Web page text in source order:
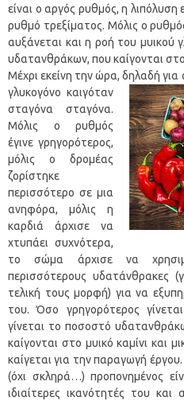
είναι ο αργός ρυθμός, η λιπόλυση
ρυθμό τρεξίματος. Μόλις ο
αυξάνεται και η ροή του μυικού
υδατανθράκων, που καίγονται
Μέχρι εκείνη την ώρα, δηλαδή
γλυκογόνο καιγόταν
σταγόνα σταγόνα.
Μόλις ο ρυθμός
έγινε γρηγορότερος,
μόλις ο δρομέας
ζορίστηκε
περισσότερο σε μια
ανηφόρα, μόλις η
καρδιά άρχισε να
χτυπάει συχνότερα,
το σώμα άρχισε να
περισσότερους υδατάνθρακες
τελική τους μορφή) για να
του. Όσο γρηγορότερος
γίνεται το ποσοστό
καίγονται στο μυικό καμίνι και
καίγεται για την παραγωγή
(όχι σκληρά…) προπονημένος
ιδιαίτερες ικανότητές του